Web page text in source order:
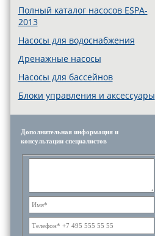
Полный каталог насосов ESPA-
2013
Насосы для водоснабжения
Дренажные насосы
Насосы для бассейнов
Блоки управления и аксессуары
Дополнительная информация и
консультации специалистов